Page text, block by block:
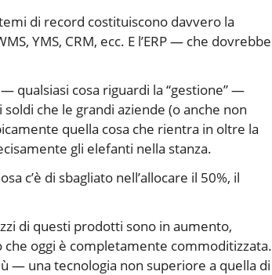
di record costituiscono davvero la
YMS, CRM, ecc. E l’ERP — che dovrebbe
qualsiasi cosa riguardi la “gestione” —
che le grandi aziende (o anche non
quella cosa che rientra in oltre la
gli elefanti nella stanza.
c’è di sbagliato nell’allocare il 50%, il
di questi prodotti sono in aumento,
oggi è completamente commoditizzata.
— una tecnologia non superiore a quella di